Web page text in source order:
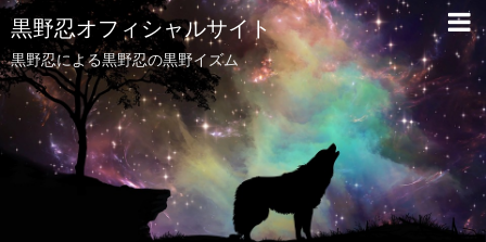
黒野忍オフィシャルサイト
黒野忍による黒野忍の黒野イズム